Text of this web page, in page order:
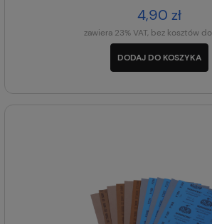
4,90 zł
zawiera 23% VAT, bez kosztów
DODAJ DO KOSZYKA